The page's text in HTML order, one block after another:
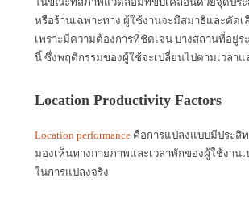
หรือร้านเฉพาะทาง ผู้ใช้งานจะมีสมาธิและคัด
เพราะมีความต้องการที่ชัดเจน บางสถานที่อยู่ร
นี้ ซึ่งพฤติกรรมของผู้ใช้จะเปลี่ยนไปตามเวลาแ
Location Productivity Factors
Location performance คือการแปลงแบบมีประสิ
มองเห็นทางกายภาพและเวลาพักของผู้ใช้งาน
ในการแปลงจริง